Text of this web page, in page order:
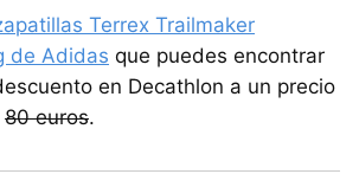
Terrex Trailmaker
de Adidas que puedes encontrar
en Decathlon a un precio
80 euros.